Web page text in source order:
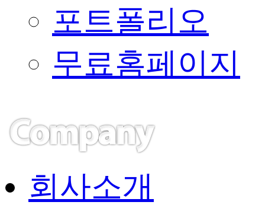
포트폴리오
무료홈페이지
회사소개